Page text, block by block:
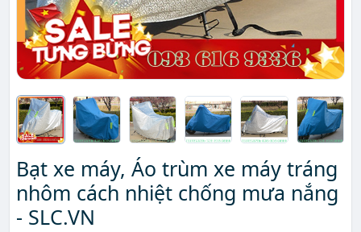
Bạt xe máy, Áo trùm xe máy tráng
nhôm cách nhiệt chống mưa nắng
- SLC.VN